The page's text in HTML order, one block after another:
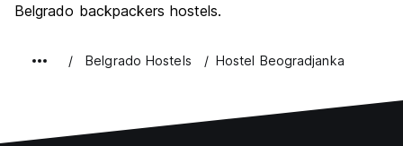
Belgrado backpackers hostels.
Belgrado Hostels Hostel Beogradjanka